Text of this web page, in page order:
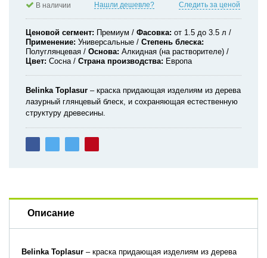
В наличии Нашли дешевле? Следить за ценой
Ценовой сегмент Премиум Фасовка от 1.5 до 3.5 л
Применение Универсальные
Степень блеска
Полуглянцевая
Основа Алкидная (на растворителе)
Цвет Сосна Страна производства Европа
BelinkaToplasur – краска придающая изделиям из дерева
лазурный глянцевый блеск, и сохраняющая естественную
структуру древесины.
Описание
BelinkaToplasur – краска придающая изделиям из дерева